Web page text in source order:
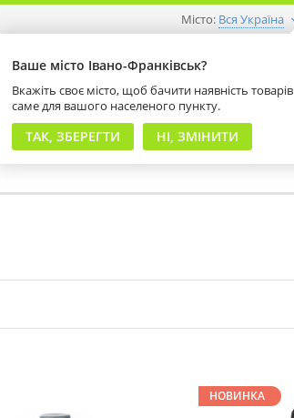
Ваше місто Івано-Франківськ?
Вкажіть своє місто, щоб бачити наявність товарів
саме для вашого населеного пункту.
ТАК, ЗБЕРЕГТИ НІ, ЗМІНИТИ
Місто: Вся Україна
0
на суму 0 грн
НОВИНКА